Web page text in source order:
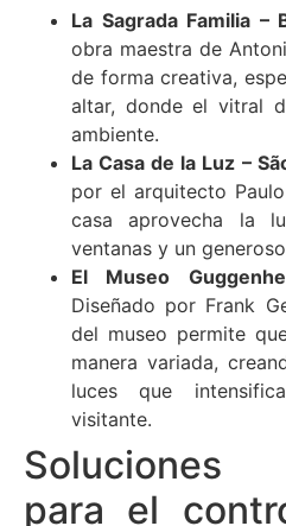
La Sagrada Familia –
obra maestra de
de forma creativa,
altar, donde el vitral
ambiente.
La Casa de la Luz –
por el arquitecto
casa aprovecha la
ventanas y un
El Museo
Diseñado por Frank
del museo permite
manera variada,
luces que
visitante.
Soluciones
para el